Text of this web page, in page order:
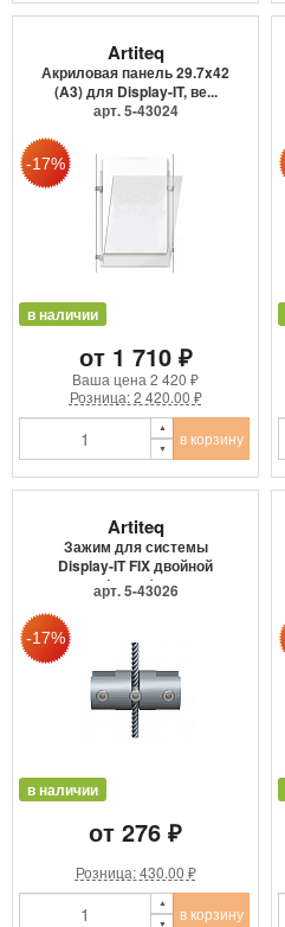
Artiteq
Акриловая панель 29.7x42
(A3) для Display-IT, ве...
арт. 5-43024
в наличии
от 1 710 ₽
Ваша цена 2 420 ₽
Розница: 2 420.00 ₽
в корзину
Artiteq
Зажим для системы
Display-IT FIX двойной
(центр)...
арт. 5-43026
в наличии
от 276 ₽
Розница: 430.00 ₽
в корзину